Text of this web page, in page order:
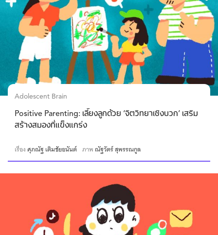
Adolescent Brain
Positive Parenting: เลี้ยงลูกด้วย ‘จิตวิทยาเชิงบวก’ เสริม
สร้างสมองที่แข็งแกร่ง
เรื่อง ศุภณัฐ เติมชัยอนันต์ ภาพณัฐวัตร์ สุพรรณกูล